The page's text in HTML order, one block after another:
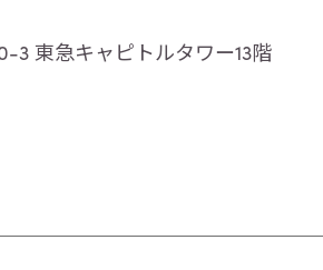
3 東急キャピトルタワー13階